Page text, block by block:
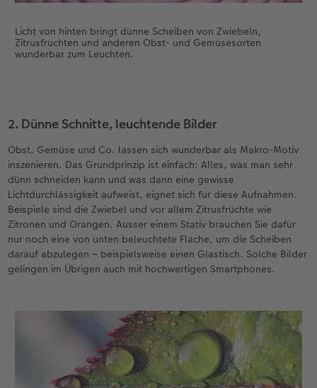
Licht von hinten bringt dünne Scheiben von Zwiebeln,
Zitrusfrüchten und anderen Obst- und Gemüsesorten
wunderbar zum Leuchten.
2. Dünne Schnitte, leuchtende Bilder
Obst, Gemüse und Co. lassen sich wunderbar als Makro-Motiv
inszenieren. Das Grundprinzip ist einfach: Alles, was man sehr
dünn schneiden kann und was dann eine gewisse
Lichtdurchlässigkeit aufweist, eignet sich für diese Aufnahmen.
Beispiele sind die Zwiebel und vor allem Zitrusfrüchte wie
Zitronen und Orangen. Ausser einem Stativ brauchen Sie dafür
nur noch eine von unten beleuchtete Fläche, um die Scheiben
darauf abzulegen – beispielsweise einen Glastisch. Solche Bilder
gelingen im Übrigen auch mit hochwertigen Smartphones.